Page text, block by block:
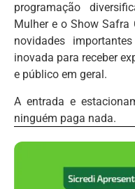
programação
Mulher e o Show Safra
novidades
inovada para receber
e público em geral.
A entrada e
ninguém paga nada.